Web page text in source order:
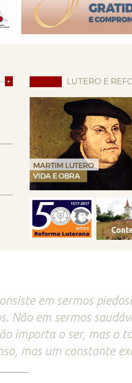
+ LUTERO E
em sermos
Não em sermos
importa o ser, mas o
mas um constante